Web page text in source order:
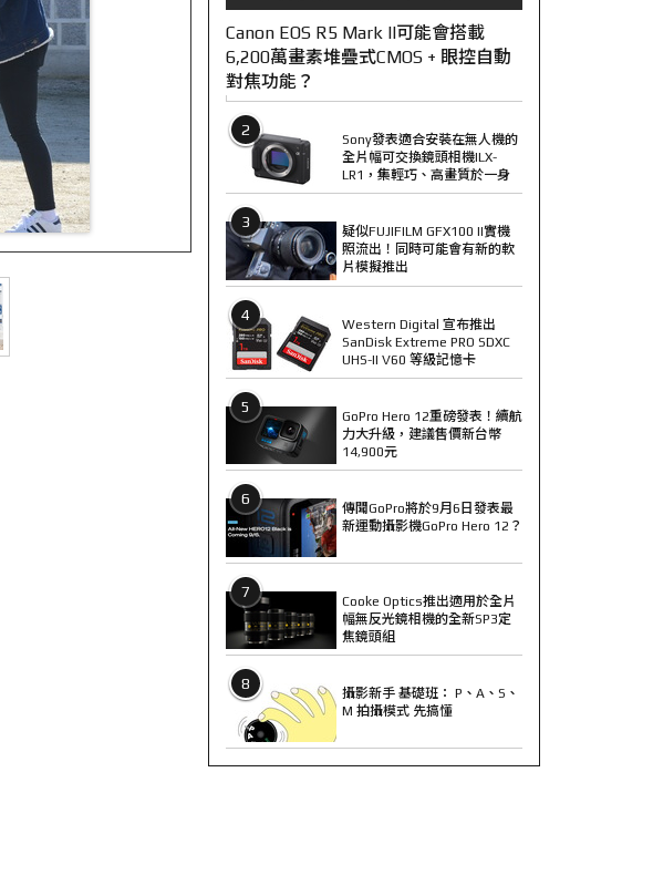
Canon EOS R5 Mark II可能會搭載
6,200萬畫素堆疊式CMOS + 眼控自動
對焦功能？
2
Sony發表適合安裝在無人機的
全片幅可交換鏡頭相機ILX-
LR1，集輕巧、高畫質於一身
3
疑似FUJIFILM GFX100 II實機
照流出！同時可能會有新的軟
片模擬推出
4
Western Digital 宣布推出
SanDisk Extreme PRO SDXC
UHS-II V60 等級記憶卡
5
GoPro Hero 12重磅發表！續航
力大升級，建議售價新台幣
14,900元
6
傳聞GoPro將於9月6日發表最
新運動攝影機GoPro Hero 12？
7
Cooke Optics推出適用於全片
幅無反光鏡相機的全新SP3定
焦鏡頭組
8
攝影新手 基礎班： P、A、S、
M 拍攝模式 先搞懂